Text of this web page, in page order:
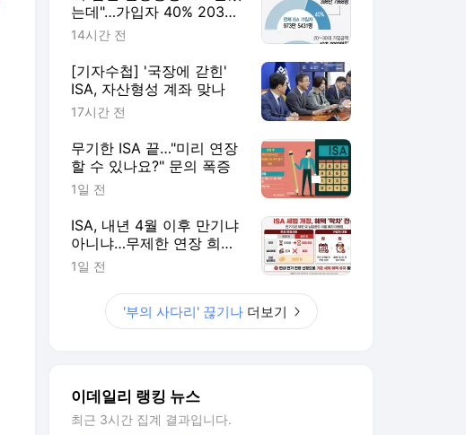
는데"…가입자 40% 2030
'부의 사다리' 끊기나
14시간 전
[기자수첩] '국장에 갇힌'
ISA, 자산형성 계좌 맞나
17시간 전
무기한 ISA 끝…"미리 연장
할 수 있나요?" 문의 폭증
1일 전
ISA, 내년 4월 이후 만기냐
아니냐…무제한 연장 희비
갈려
1일 전
'부의 사다리' 끊기나 더보기
이데일리 랭킹 뉴스
최근 3시간 집계 결과입니다.